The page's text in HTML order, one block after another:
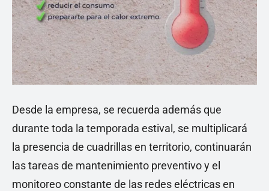
Desde la empresa, se recuerda además que
durante toda la temporada estival, se multiplicará
la presencia de cuadrillas en territorio, continuarán
las tareas de mantenimiento preventivo y el
monitoreo constante de las redes eléctricas en